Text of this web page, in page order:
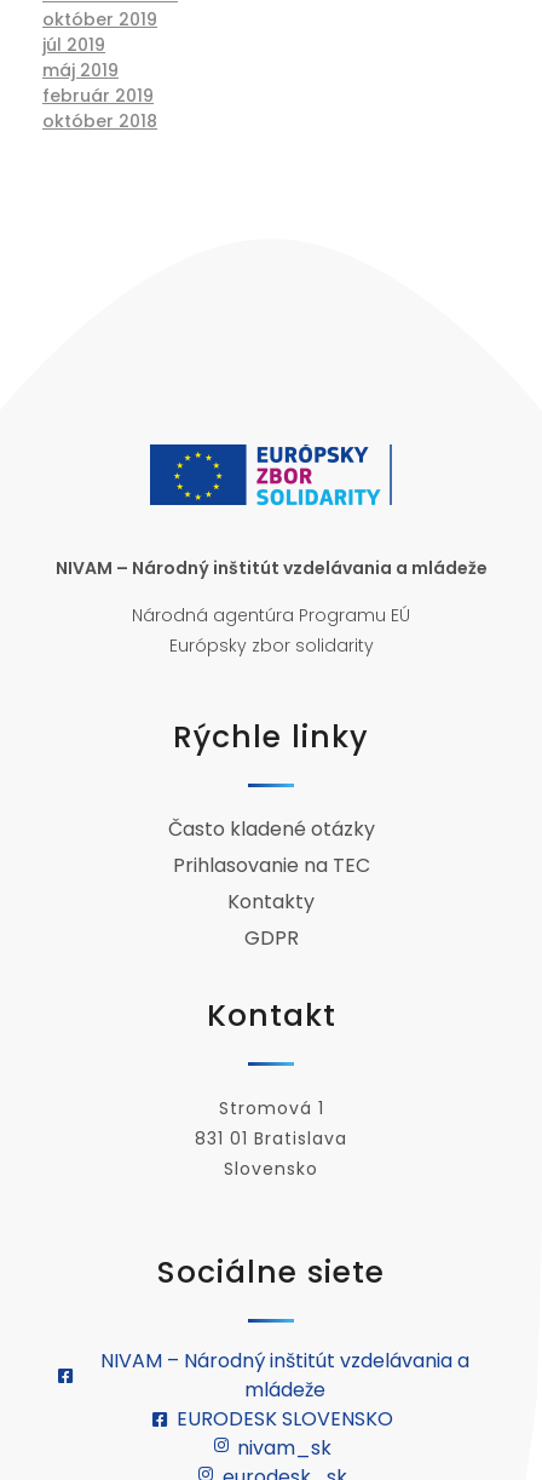
október 2019
júl 2019
máj 2019
február 2019
október 2018
NIVAM – Národný inštitút vzdelávania a mládeže
Národná agentúra Programu EÚ
Európsky zbor solidarity
Rýchle linky
Často kladené otázky
Prihlasovanie na TEC
Kontakty
GDPR
Kontakt
Stromová 1
831 01 Bratislava
Slovensko
Sociálne siete
NIVAM – Národný inštitút vzdelávania a
mládeže
EURODESK SLOVENSKO
nivam_sk